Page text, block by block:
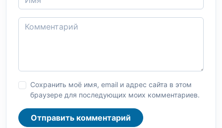
Сохранить моё имя, email и адрес сайта в этом
браузере для последующих моих комментариев.
Отправить комментарий